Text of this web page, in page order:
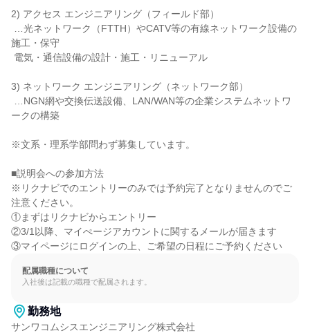
2) アクセス エンジニアリング（フィールド部）
施工・保守
3) ネットワーク エンジニアリング（ネットワーク部）
ークの構築
※文系・理系学部問わず募集しています。
■説明会への参加方法
※リクナビでのエントリーのみでは予約完了となりませんのでご
注意ください。
①まずはリクナビからエントリー
②3/1以降、マイぺージアカウントに関するメールが届きます
③マイページにログインの上、ご希望の日程にご予約ください
配属職種について
入社後は記載の職種で配属されます。
勤務地
サンワコムシスエンジニアリング株式会社